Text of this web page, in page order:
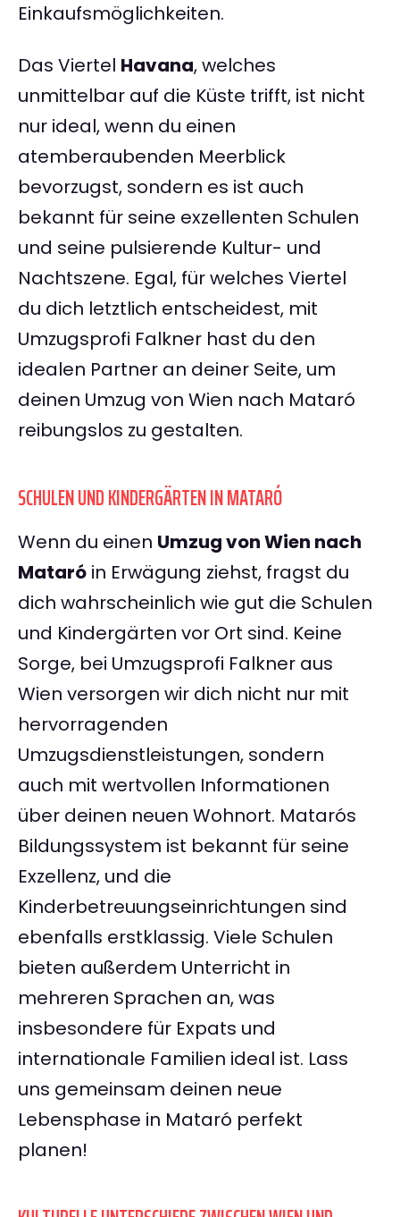
Einkaufsmöglichkeiten.
Das Viertel Havana, welches
unmittelbar auf die Küste trifft, ist nicht
nur ideal, wenn du einen
atemberaubenden Meerblick
bevorzugst, sondern es ist auch
bekannt für seine exzellenten Schulen
und seine pulsierende Kultur- und
Nachtszene. Egal, für welches Viertel
du dich letztlich entscheidest, mit
Umzugsprofi Falkner hast du den
idealen Partner an deiner Seite, um
deinen Umzug von Wien nach Mataró
reibungslos zu gestalten.
SCHULEN UND KINDERGÄRTEN IN MATARÓ
Wenn du einen Umzug von Wien nach
Mataró in Erwägung ziehst, fragst du
dich wahrscheinlich wie gut die Schulen
und Kindergärten vor Ort sind. Keine
Sorge, bei Umzugsprofi Falkner aus
Wien versorgen wir dich nicht nur mit
hervorragenden
Umzugsdienstleistungen, sondern
auch mit wertvollen Informationen
über deinen neuen Wohnort. Matarós
Bildungssystem ist bekannt für seine
Exzellenz, und die
Kinderbetreuungseinrichtungen sind
ebenfalls erstklassig. Viele Schulen
bieten außerdem Unterricht in
mehreren Sprachen an, was
insbesondere für Expats und
internationale Familien ideal ist. Lass
uns gemeinsam deinen neue
Lebensphase in Mataró perfekt
planen!